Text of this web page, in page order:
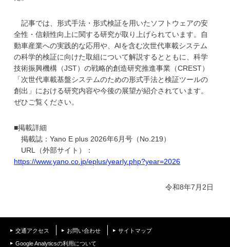
記事では、形式手法・形式検証を用いたソフトウェアの安
全性・信頼性向上に関する研究が取り上げられています。自
動車産業への実践的な応用や、AIを含む次世代車載システム
の科学的検証に向けた取組について解説するとともに、科学
技術振興機構（JST）の戦略的創造研究推進事業（CREST）
「次世代車載基盤システムのための形式手法と検証ツールの
創出」における研究内容や今後の展望が紹介されています。
ぜひご覧ください。
■掲載詳細
掲載誌：Yano E plus 2026年6月号（No.219）
URL（外部サイト）：
https://www.yano.co.jp/eplus/yearly.php?year=2026
令和8年7月2日
交通アクセス お問い合わせ サイトマップ
Google Analyticsの利用について